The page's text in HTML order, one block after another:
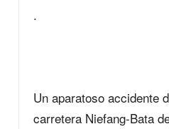
.
‎Un aparatoso accidente
carretera Niefang-Bata